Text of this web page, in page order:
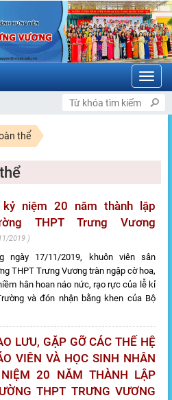
CHÀO MỪNG BẠN ĐẾN VỚI
thể
kỷ niệm 20 năm thành lập
THPT Trưng Vương
2019
ngày 17/11/2019, khuôn viên sân
THPT Trưng Vương tràn ngập cờ hoa,
hân hoan náo nức, rạo rực của lễ kỉ
và đón nhận bằng khen của Bộ
LƯU, GẶP GỠ CÁC THẾ HỆ
VIÊN VÀ HỌC SINH NHÂN
20 NĂM THÀNH LẬP
THPT TRƯNG VƯƠNG